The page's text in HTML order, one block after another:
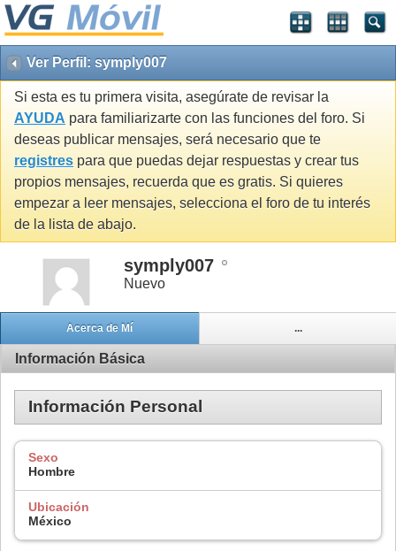
Ver Perfil: symply007
Si esta es tu primera visita, asegúrate de revisar la
AYUDA para familiarizarte con las funciones del foro. Si
deseas publicar mensajes, será necesario que te
registres para que puedas dejar respuestas y crear tus
propios mensajes, recuerda que es gratis. Si quieres
empezar a leer mensajes, selecciona el foro de tu interés
de la lista de abajo.
symply007
Nuevo
Acerca de Mí ...
Información Básica
Información Personal
Sexo
Hombre
Ubicación
México